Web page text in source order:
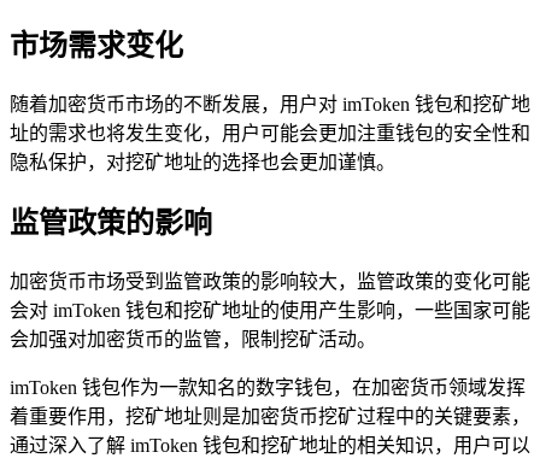
市场需求变化
随着加密货币市场的不断发展，用户对 imToken 钱包和挖矿地
址的需求也将发生变化，用户可能会更加注重钱包的安全性和
隐私保护，对挖矿地址的选择也会更加谨慎。
监管政策的影响
加密货币市场受到监管政策的影响较大，监管政策的变化可能
会对 imToken 钱包和挖矿地址的使用产生影响，一些国家可能
会加强对加密货币的监管，限制挖矿活动。
imToken 钱包作为一款知名的数字钱包，在加密货币领域发挥
着重要作用，挖矿地址则是加密货币挖矿过程中的关键要素，
通过深入了解 imToken 钱包和挖矿地址的相关知识，用户可以